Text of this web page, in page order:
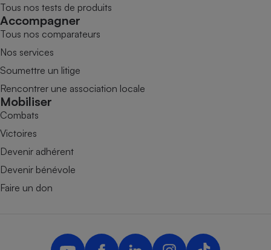
Tous nos tests de produits
Accompagner
Tous nos comparateurs
Nos services
Soumettre un litige
Rencontrer une association locale
Mobiliser
Combats
Victoires
Devenir adhérent
Devenir bénévole
Faire un don